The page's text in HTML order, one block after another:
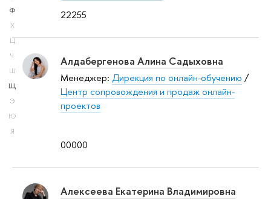
Ф
Х
Ц
Ч
Ш
Щ
Э
Ю
Я
22255
00000
Алдабергенова Алина Садыховна
Менеджер: Дирекция по онлайн-обучению /
Центр сопровождения и продаж онлайн-
проектов
Алексеева Екатерина Владимировна